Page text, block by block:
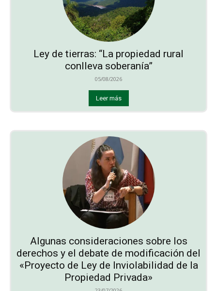
Ley de tierras: “La propiedad rural
conlleva soberanía”
05/08/2026
Leer más
Algunas consideraciones sobre los
derechos y el debate de modificación del
«Proyecto de Ley de Inviolabilidad de la
Propiedad Privada»